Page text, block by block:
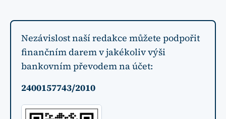
Nezávislost naší redakce můžete podpořit
finančním darem v jakékoliv výši
bankovním převodem na účet:
2400157743/2010